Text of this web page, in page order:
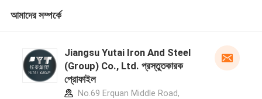
আমাদের সম্পর্কে
Jiangsu Yutai Iron And Steel
(Group) Co., Ltd. প্রস্তুতকারক
প্রোফাইল
No.69 Erquan Middle Road,